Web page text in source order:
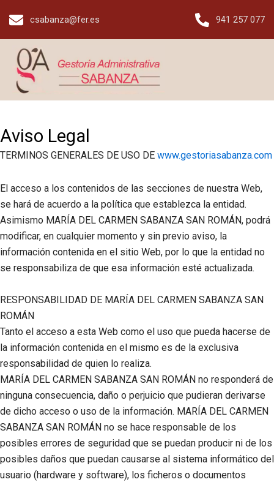
csabanza@fer.es 941 257 077
Aviso Legal
TERMINOS GENERALES DE USO DE www.gestoriasabanza.com
El acceso a los contenidos de las secciones de nuestra Web,
se hará de acuerdo a la política que establezca la entidad.
Asimismo MARÍA DEL CARMEN SABANZA SAN ROMÁN, podrá
modificar, en cualquier momento y sin previo aviso, la
información contenida en el sitio Web, por lo que la entidad no
se responsabiliza de que esa información esté actualizada.
RESPONSABILIDAD DE MARÍA DEL CARMEN SABANZA SAN
ROMÁN
Tanto el acceso a esta Web como el uso que pueda hacerse de
la información contenida en el mismo es de la exclusiva
responsabilidad de quien lo realiza.
MARÍA DEL CARMEN SABANZA SAN ROMÁN no responderá de
ninguna consecuencia, daño o perjuicio que pudieran derivarse
de dicho acceso o uso de la información. MARÍA DEL CARMEN
SABANZA SAN ROMÁN no se hace responsable de los
posibles errores de seguridad que se puedan producir ni de los
posibles daños que puedan causarse al sistema informático del
usuario (hardware y software), los ficheros o documentos